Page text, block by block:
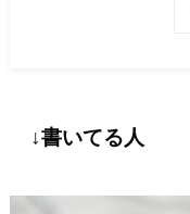
↓書いてる人